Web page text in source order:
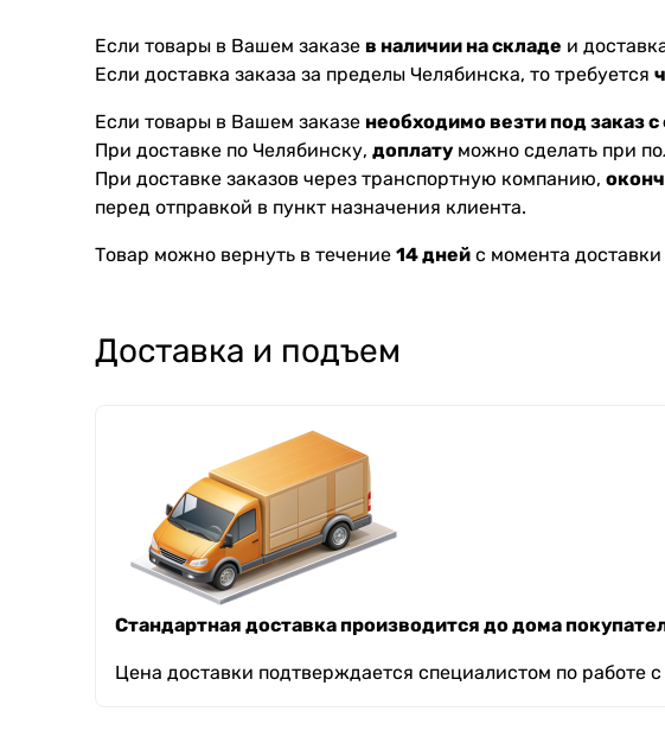
Если товары в Вашем заказе в наличии на складе и
Если доставка заказа за пределы Челябинска, то требуется
Если товары в Вашем заказе необходимо везти под заказ
При доставке по Челябинску, доплату можно сделать при
При доставке заказов через транспортную компанию,
перед отправкой в пункт назначения клиента.
Товар можно вернуть в течение 14 дней с момента
Доставка и подъем
Стандартная доставка производится до дома
Цена доставки подтверждается специалистом по работе